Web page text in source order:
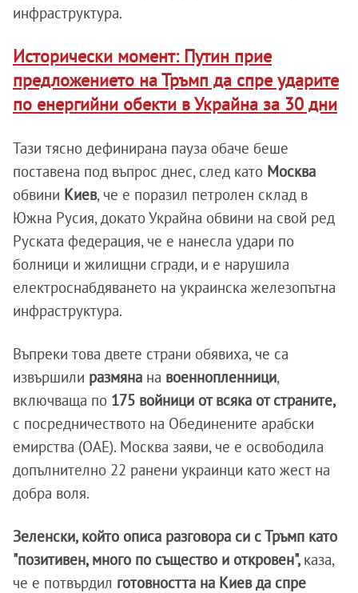
инфраструктура.
Исторически момент: Путин прие
предложението на Тръмп да спре ударите
по енергийни обекти в Украйна за 30 дни
Тази тясно дефинирана пауза обаче беше
поставена под въпрос днес, след като Москва
обвини Киев, че е поразил петролен склад в
Южна Русия, докато Украйна обвини на свой ред
Руската федерация, че е нанесла удари по
болници и жилищни сгради, и е нарушила
електроснабдяването на украинска железопътна
инфраструктура.
Въпреки това двете страни обявиха, че са
извършили размяна на военнопленници,
включваща по 175 войници от всяка от страните,
с посредничеството на Обединените арабски
емирства (ОАЕ). Москва заяви, че е освободила
допълнително 22 ранени украинци като жест на
добра воля.
Зеленски, който описа разговора си с Тръмп като
"позитивен, много по същество и откровен", каза,
че е потвърдил готовността на Киев да спре